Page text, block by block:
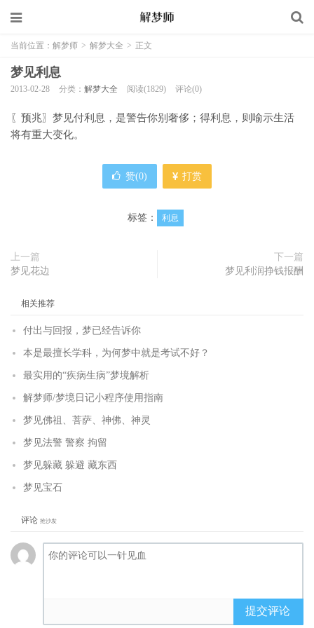
当前位置： 解梦师 > 解梦大全 > 正文
梦见利息
2013-02-28 分类： 解梦大全 阅读(1829) 评论(0)
〖预兆〗梦见付利息，是警告你别奢侈；得利息，则喻示生活
将有重大变化。
赞(0) 打赏
标签： 利息
上一篇
梦见花边
下一篇
梦见利润挣钱报酬
相关推荐
付出与回报，梦已经告诉你
本是最擅长学科，为何梦中就是考试不好？
最实用的“疾病生病”梦境解析
解梦师/梦境日记小程序使用指南
梦见佛祖、菩萨、神佛、神灵
梦见法警 警察 拘留
梦见躲藏 躲避 藏东西
梦见宝石
评论 抢沙发
提交评论